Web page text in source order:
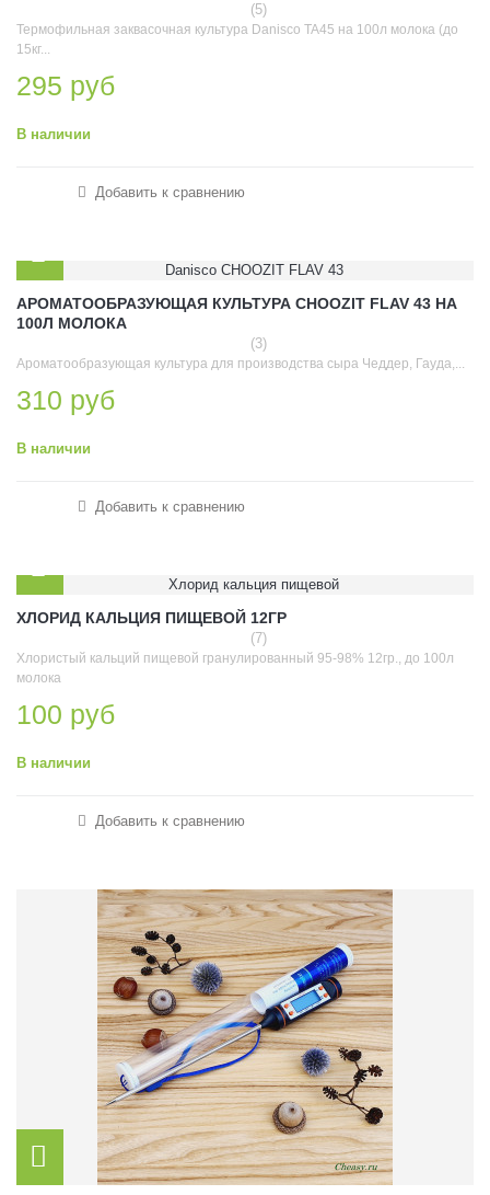
(5)
Термофильная заквасочная культура Danisco TA45 на 100л молока (до
15кг...
295 руб
В наличии
Добавить к сравнению
АРОМАТООБРАЗУЮЩАЯ КУЛЬТУРА CHOOZIT FLAV 43 НА
100Л МОЛОКА
(3)
Ароматообразующая культура для производства сыра Чеддер, Гауда,...
310 руб
В наличии
Добавить к сравнению
ХЛОРИД КАЛЬЦИЯ ПИЩЕВОЙ 12ГР
(7)
Хлористый кальций пищевой гранулированный 95-98% 12гр., до 100л
молока
100 руб
В наличии
Добавить к сравнению